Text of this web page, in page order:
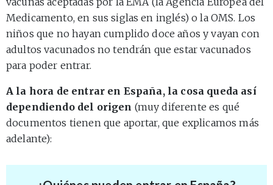
Medicamento, en sus siglas en inglés) o la OMS. Los
niños que no hayan cumplido doce años y vayan con
adultos vacunados no tendrán que estar vacunados
para poder entrar.
A la hora de entrar en España, la cosa queda así
dependiendo del origen (muy diferente es qué
documentos tienen que aportar, que explicamos más
adelante):